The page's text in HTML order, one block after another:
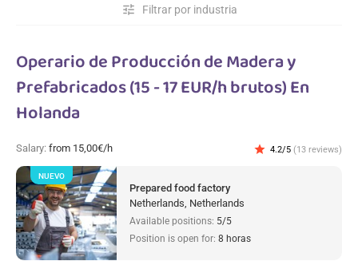
Filtrar por industria
tune
Operario de Producción de Madera y
Prefabricados (15 - 17 EUR/h brutos) En
Holanda
Salary: from 15,00€/h star 4.2/5 (13 reviews)
Prepared food factory
Netherlands, Netherlands
Available positions: 5/5
Position is open for: 8 horas
NUEVO